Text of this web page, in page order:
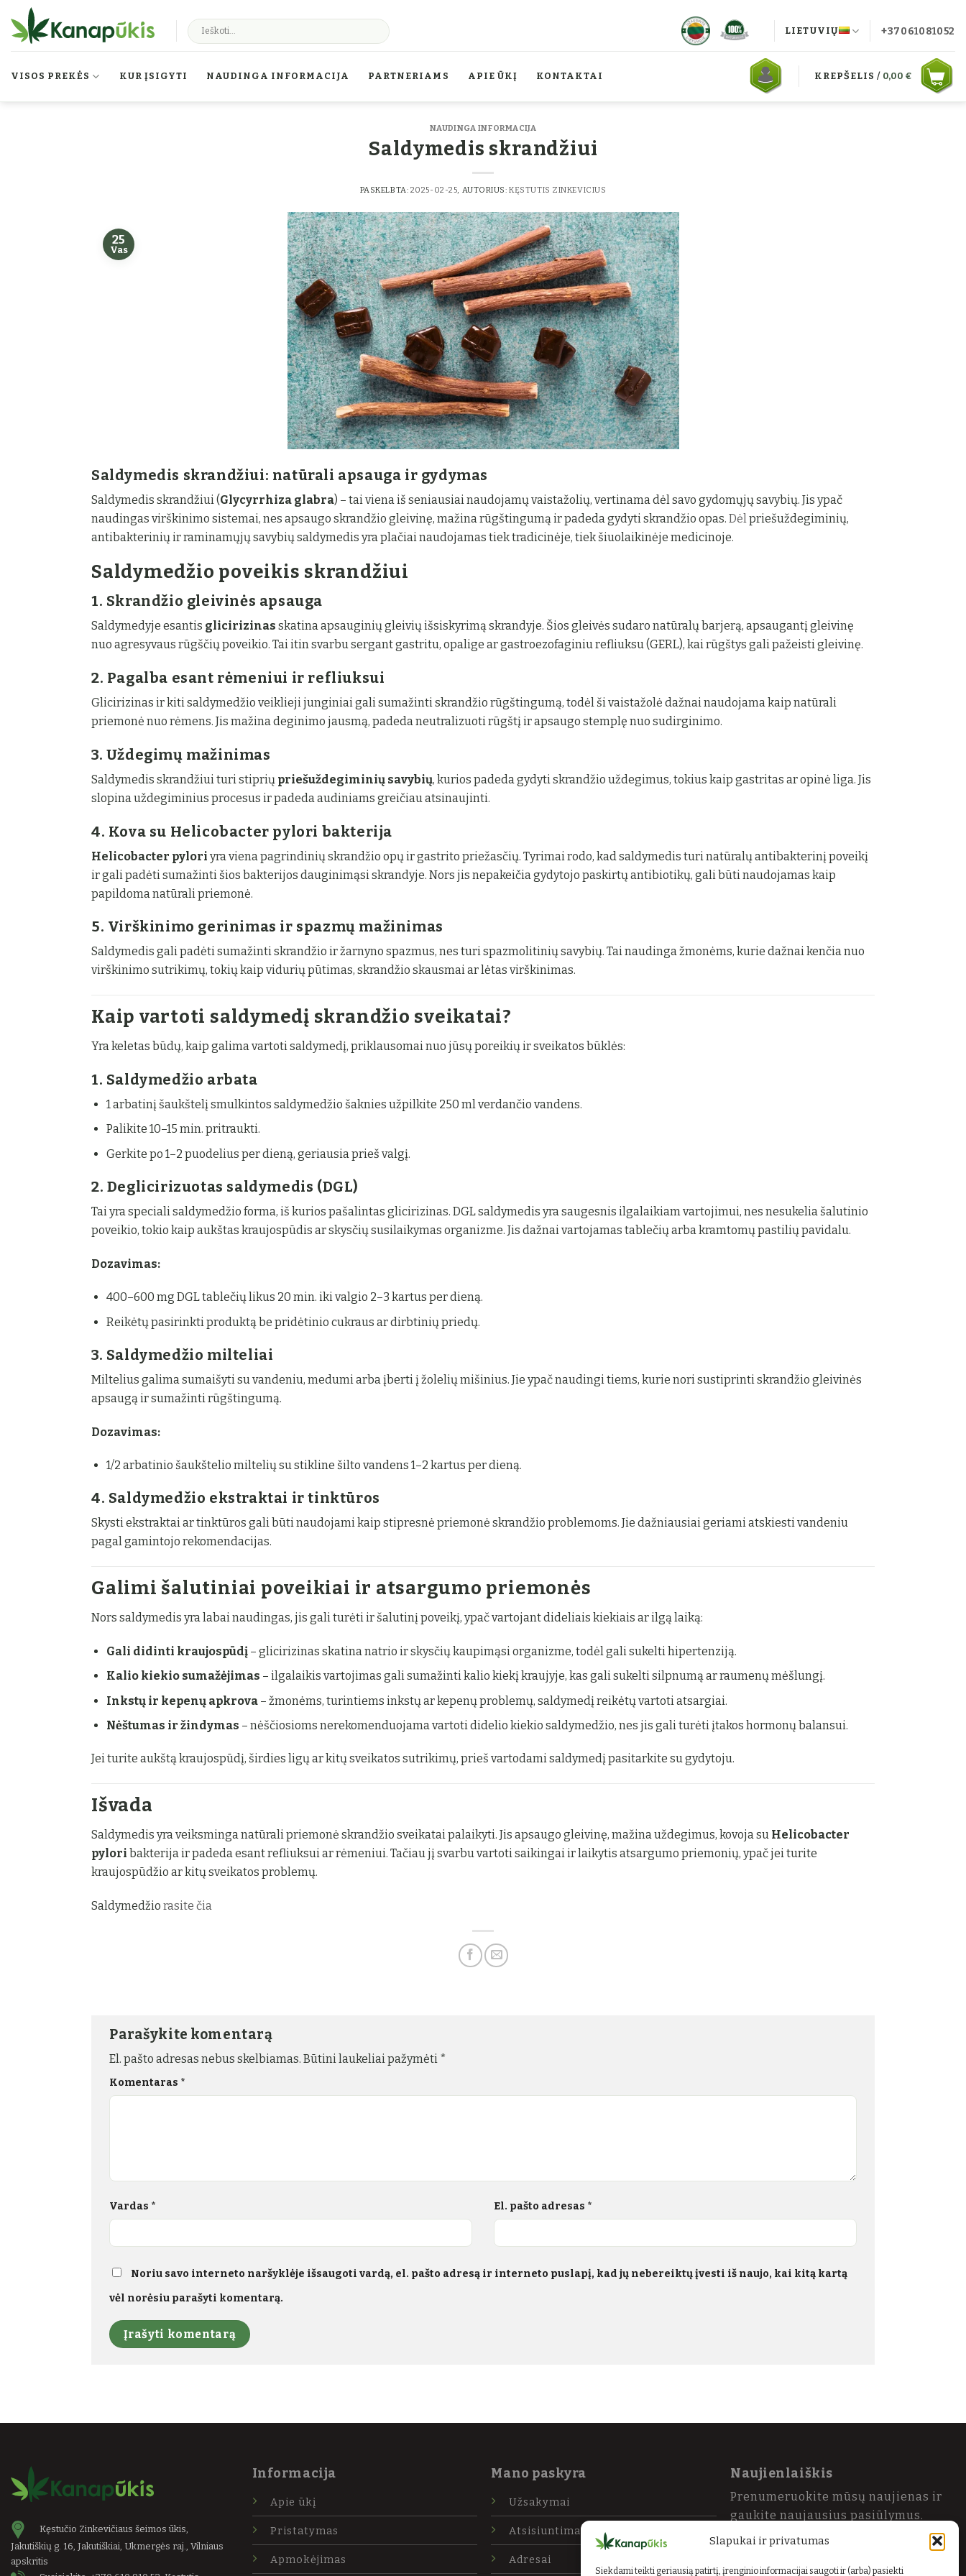
Slapukai ir privatumas
Siekdami teikti geriausią patirtį, įrenginio informacijai saugoti ir (arba) pasiekti
Skip to content
LIETUVIŲ +37061081052
VISOS PREKĖS KUR ĮSIGYTI NAUDINGA INFORMACIJA PARTNERIAMS APIE ŪKĮ KONTAKTAI KREPŠELIS / 0,00 €
NAUDINGA INFORMACIJA
Saldymedis skrandžiui
PASKELBTA: 2025-02-25 , AUTORIUS:KĘSTUTIS ZINKEVICIUS
25
Vas
Saldymedis skrandžiui: natūrali apsauga ir gydymas
Saldymedis skrandžiui (Glycyrrhiza glabra) – tai viena iš seniausiai naudojamų vaistažolių, vertinama dėl savo gydomųjų savybių. Jis ypač
naudingas virškinimo sistemai, nes apsaugo skrandžio gleivinę, mažina rūgštingumą ir padeda gydyti skrandžio opas. Dėl priešuždegiminių,
antibakterinių ir raminamųjų savybių saldymedis yra plačiai naudojamas tiek tradicinėje, tiek šiuolaikinėje medicinoje.
Saldymedžio poveikis skrandžiui
1. Skrandžio gleivinės apsauga
Saldymedyje esantis glicirizinas skatina apsauginių gleivių išsiskyrimą skrandyje. Šios gleivės sudaro natūralų barjerą, apsaugantį gleivinę
nuo agresyvaus rūgščių poveikio. Tai itin svarbu sergant gastritu, opalige ar gastroezofaginiu refliuksu (GERL), kai rūgštys gali pažeisti gleivinę.
2. Pagalba esant rėmeniui ir refliuksui
Glicirizinas ir kiti saldymedžio veiklieji junginiai gali sumažinti skrandžio rūgštingumą, todėl ši vaistažolė dažnai naudojama kaip natūrali
priemonė nuo rėmens. Jis mažina deginimo jausmą, padeda neutralizuoti rūgštį ir apsaugo stemplę nuo sudirginimo.
3. Uždegimų mažinimas
Saldymedis skrandžiui turi stiprių priešuždegiminių savybių, kurios padeda gydyti skrandžio uždegimus, tokius kaip gastritas ar opinė liga. Jis
slopina uždegiminius procesus ir padeda audiniams greičiau atsinaujinti.
4. Kova su Helicobacter pylori bakterija
Helicobacter pylori yra viena pagrindinių skrandžio opų ir gastrito priežasčių. Tyrimai rodo, kad saldymedis turi natūralų antibakterinį poveikį
ir gali padėti sumažinti šios bakterijos dauginimąsi skrandyje. Nors jis nepakeičia gydytojo paskirtų antibiotikų, gali būti naudojamas kaip
papildoma natūrali priemonė.
5. Virškinimo gerinimas ir spazmų mažinimas
Saldymedis gali padėti sumažinti skrandžio ir žarnyno spazmus, nes turi spazmolitinių savybių. Tai naudinga žmonėms, kurie dažnai kenčia nuo
virškinimo sutrikimų, tokių kaip vidurių pūtimas, skrandžio skausmai ar lėtas virškinimas.
Kaip vartoti saldymedį skrandžio sveikatai?
Yra keletas būdų, kaip galima vartoti saldymedį, priklausomai nuo jūsų poreikių ir sveikatos būklės:
1. Saldymedžio arbata
1 arbatinį šaukštelį smulkintos saldymedžio šaknies užpilkite 250 ml verdančio vandens.
Palikite 10–15 min. pritraukti.
Gerkite po 1–2 puodelius per dieną, geriausia prieš valgį.
2. Deglicirizuotas saldymedis (DGL)
Tai yra speciali saldymedžio forma, iš kurios pašalintas glicirizinas. DGL saldymedis yra saugesnis ilgalaikiam vartojimui, nes nesukelia šalutinio
poveikio, tokio kaip aukštas kraujospūdis ar skysčių susilaikymas organizme. Jis dažnai vartojamas tablečių arba kramtomų pastilių pavidalu.
Dozavimas:
400–600 mg DGL tablečių likus 20 min. iki valgio 2–3 kartus per dieną.
Reikėtų pasirinkti produktą be pridėtinio cukraus ar dirbtinių priedų.
3. Saldymedžio milteliai
Miltelius galima sumaišyti su vandeniu, medumi arba įberti į žolelių mišinius. Jie ypač naudingi tiems, kurie nori sustiprinti skrandžio gleivinės
apsaugą ir sumažinti rūgštingumą.
Dozavimas:
1/2 arbatinio šaukštelio miltelių su stikline šilto vandens 1–2 kartus per dieną.
4. Saldymedžio ekstraktai ir tinktūros
Skysti ekstraktai ar tinktūros gali būti naudojami kaip stipresnė priemonė skrandžio problemoms. Jie dažniausiai geriami atskiesti vandeniu
pagal gamintojo rekomendacijas.
Galimi šalutiniai poveikiai ir atsargumo priemonės
Nors saldymedis yra labai naudingas, jis gali turėti ir šalutinį poveikį, ypač vartojant dideliais kiekiais ar ilgą laiką:
Gali didinti kraujospūdį– glicirizinas skatina natrio ir skysčių kaupimąsi organizme, todėl gali sukelti hipertenziją.
Kalio kiekio sumažėjimas – ilgalaikis vartojimas gali sumažinti kalio kiekį kraujyje, kas gali sukelti silpnumą ar raumenų mėšlungį.
Inkstų ir kepenų apkrova– žmonėms, turintiems inkstų ar kepenų problemų, saldymedį reikėtų vartoti atsargiai.
Nėštumas ir žindymas – nėščiosioms nerekomenduojama vartoti didelio kiekio saldymedžio, nes jis gali turėti įtakos hormonų balansui.
Jei turite aukštą kraujospūdį, širdies ligų ar kitų sveikatos sutrikimų, prieš vartodami saldymedį pasitarkite su gydytoju.
Išvada
Saldymedis yra veiksminga natūrali priemonė skrandžio sveikatai palaikyti. Jis apsaugo gleivinę, mažina uždegimus, kovoja su Helicobacter
pylori bakterija ir padeda esant refliuksui ar rėmeniui. Tačiau jį svarbu vartoti saikingai ir laikytis atsargumo priemonių, ypač jei turite
kraujospūdžio ar kitų sveikatos problemų.
Saldymedžio rasite čia
Parašykite komentarą
El. pašto adresas nebus skelbiamas. Būtini laukeliai pažymėti *
Komentaras *
Vardas * El. pašto adresas *
Noriu savo interneto naršyklėje išsaugoti vardą, el. pašto adresą ir interneto puslapį, kad jų nebereiktų įvesti iš naujo, kai kitą kartą
vėl norėsiu parašyti komentarą.
Kęstučio Zinkevičiaus šeimos ūkis,
Jakutiškių g. 16, Jakutiškiai, Ukmergės raj., Vilniaus
apskritis
Informacija
Apie ūkį
Pristatymas
Apmokėjimas
Mano paskyra
Užsakymai
Atsisiuntimai
Adresai
Naujienlaiškis
Prenumeruokite mūsų naujienas ir
gaukite naujausius pasiūlymus.
El. paštas Siųsti